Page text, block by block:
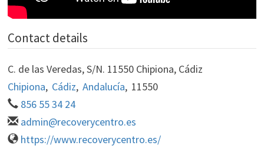
Contact details
C. de las Veredas, S/N. 11550 Chipiona, Cádiz
Chipiona, Cádiz, Andalucía, 11550
856 55 34 24
admin@recoverycentro.es
https://www.recoverycentro.es/